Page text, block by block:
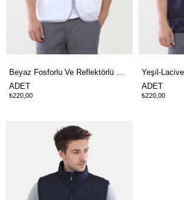
ADET
₺220,00
ADET
₺220,00